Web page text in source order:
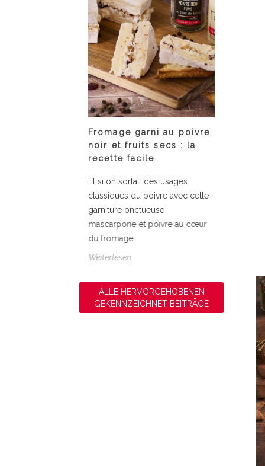
Fromage garni au poivre
noir et fruits secs : la
recette facile
Et si on sortait des usages
classiques du poivre avec cette
garniture onctueuse
mascarpone et poivre au cœur
du fromage.
Weiterlesen
la
ALLE HERVORGEHOBENEN
GEKENNZEICHNET BEITRÄGE